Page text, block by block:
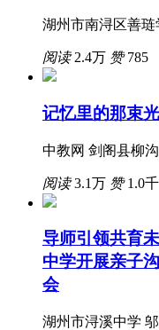
湖州市南浔区善琏
阅读2.4万 赞785
记忆里的那束光
中教网 剑阁县柳
阅读3.1万 赞1.0千
导师引领共育
中学开展亲子
会
湖州市浔溪中学